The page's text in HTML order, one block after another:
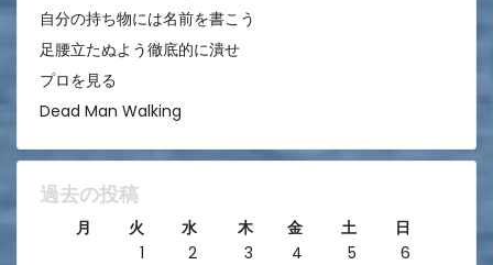
自分の持ち物には名前を書こう
足腰立たぬよう徹底的に潰せ
プロを見る
Dead Man Walking
過去の投稿
月 火 水 木 金 土
日
1
2 3 4 5
6